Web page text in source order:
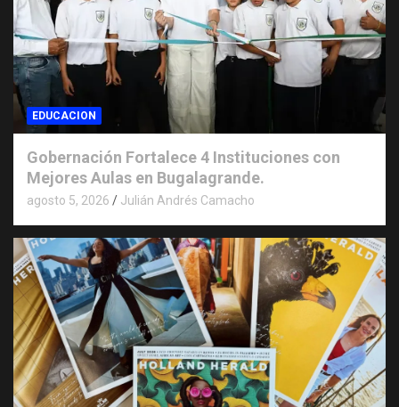
EDUCACION
Gobernación Fortalece 4 Instituciones con
Mejores Aulas en Bugalagrande.
agosto 5, 2026 Julián Andrés Camacho